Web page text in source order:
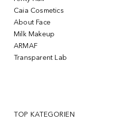
Caia Cosmetics
About Face
Milk Makeup
ARMAF
Transparent Lab
TOP KATEGORIEN